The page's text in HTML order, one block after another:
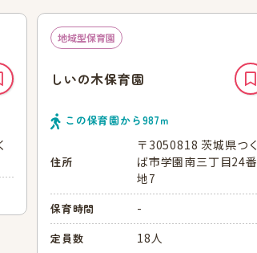
地域型保育園
しいの木保育園
この保育園から987ｍ
住所
〒3050818 茨城県つく
ば市学園南三丁目24番
地7
保育時間 -
定員数 18人